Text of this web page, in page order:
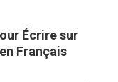
Écrire sur
Français